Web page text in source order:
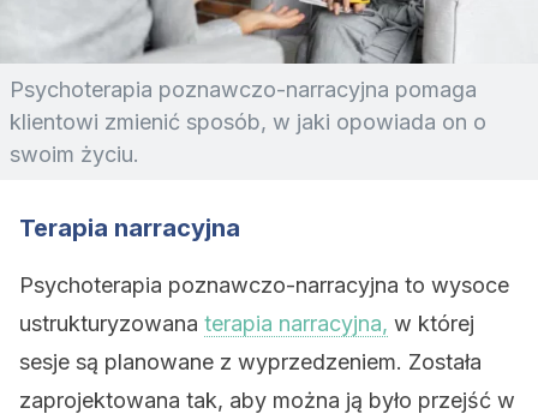
Psychoterapia poznawczo-narracyjna pomaga
klientowi zmienić sposób, w jaki opowiada on o
swoim życiu.
Terapia narracyjna
Psychoterapia poznawczo-narracyjna to wysoce
ustrukturyzowana terapia narracyjna, w której
sesje są planowane z wyprzedzeniem. Została
zaprojektowana tak, aby można ją było przejść w